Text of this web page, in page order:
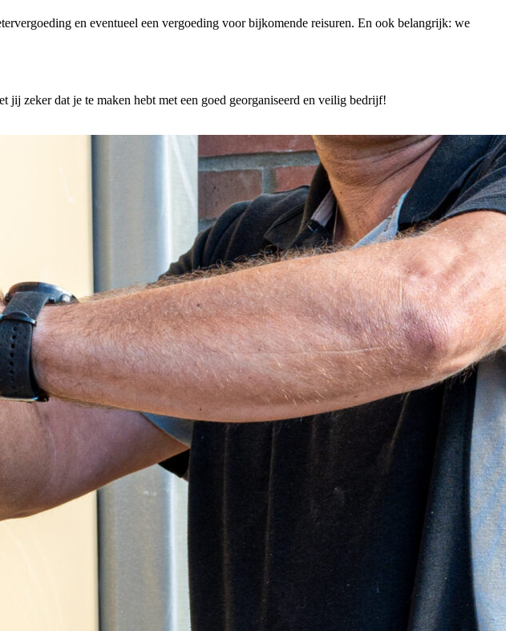
en eventueel een vergoeding voor bijkomende reisuren. En ook belangrijk: we
zeker dat je te maken hebt met een goed georganiseerd en veilig bedrijf!